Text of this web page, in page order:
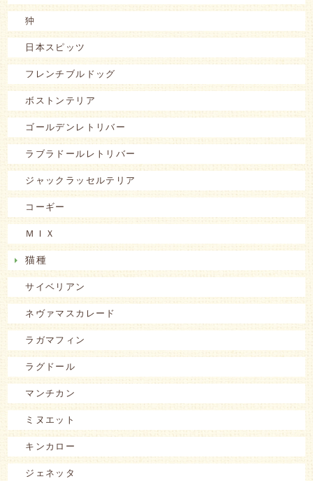
狆
日本スピッツ
フレンチブルドッグ
ボストンテリア
ゴールデンレトリバー
ラブラドールレトリバー
ジャックラッセルテリア
コーギー
ＭＩＸ
猫種
サイベリアン
ネヴァマスカレード
ラガマフィン
ラグドール
マンチカン
ミヌエット
キンカロー
ジェネッタ